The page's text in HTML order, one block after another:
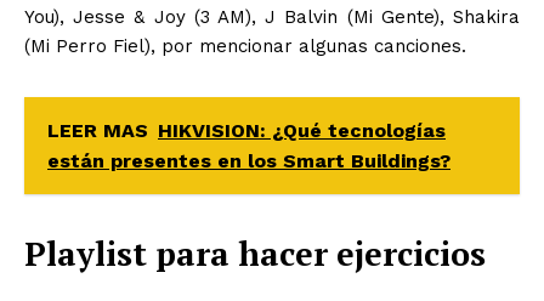
You), Jesse & Joy (3 AM), J Balvin (Mi Gente), Shakira
(Mi Perro Fiel), por mencionar algunas canciones.
LEER MAS HIKVISION: ¿Qué tecnologías
están presentes en los Smart Buildings?
Playlist para hacer ejercicios